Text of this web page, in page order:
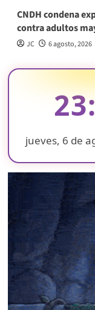
CNDH condena
contra adultos
JC 6 agosto, 2026
jueves, 6 de
❄